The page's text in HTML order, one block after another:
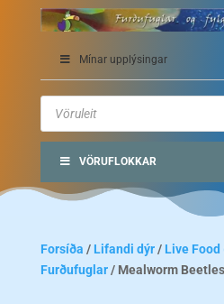
Mínar upplýsingar
Products
search
VÖRUFLOKKAR
Forsíða / Lifandi dýr/ Live
Furðufuglar/ Mealworm Beetles